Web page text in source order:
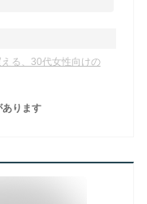
る、30代女性向けの
あります